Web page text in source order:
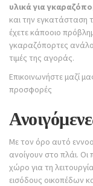
υλικά για
και την εγκατάσταση
έχετε κάποοιο
γκαραζόπορτες
τιμές της αγοράς.
Επικοινωνήστε μαζί
προσφορές
Με τον όρο αυτό
ανοίγουν στο πλάι. Οι
χώρο για τη
εισόδους οικοπέδων